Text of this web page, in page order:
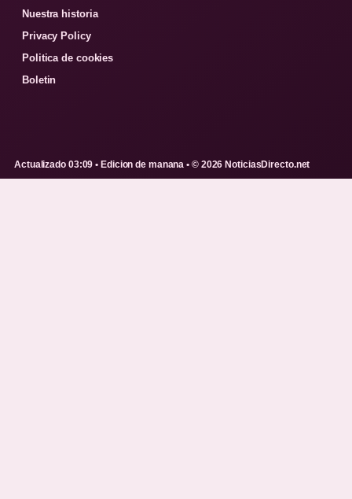
Nuestra historia
Privacy Policy
Politica de cookies
Boletin
Actualizado 03:09 • Edicion de manana • © 2026 NoticiasDirecto.net